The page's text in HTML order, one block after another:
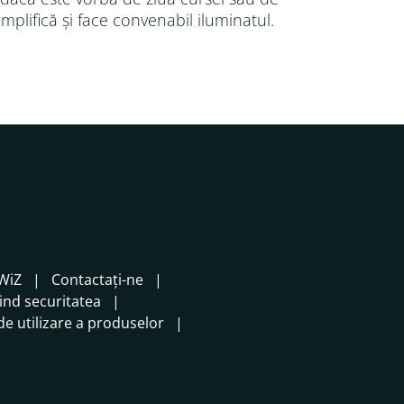
și face convenabil iluminatul.
Contactați-ne
securitatea
utilizare a produselor